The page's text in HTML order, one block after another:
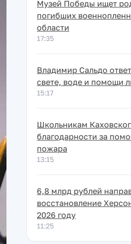
Музей Победы ищет
погибших
области
17:35
Владимир Сальдо
свете, воде и помощи
15:17
Школьникам
благодарности за
пожара
13:15
6,8 млрд рублей
восстановление
2026 году
11:25